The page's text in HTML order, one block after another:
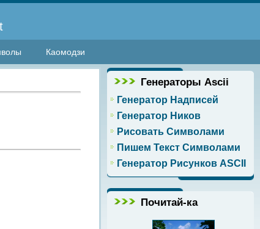
Каомодзи
Генераторы Ascii
Генератор Надписей
Генератор Ников
Рисовать Символами
Пишем Текст Символами
Генератор Рисунков ASCII
Почитай-ка